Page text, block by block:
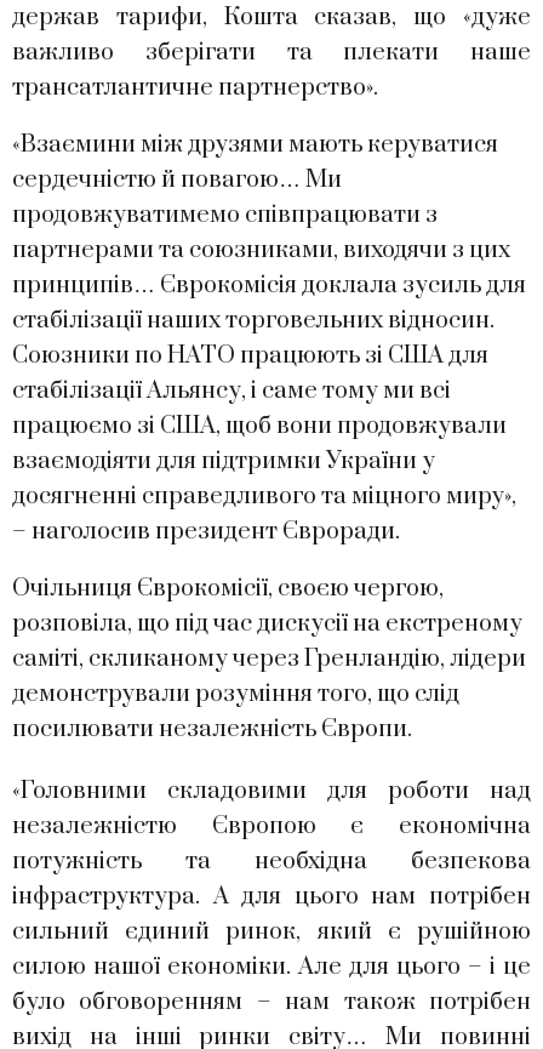
держав тарифи, Кошта сказав, що «дуже
важливо зберігати та плекати наше
трансатлантичне партнерство».
«Взаємини між друзями мають керуватися
сердечністю й повагою… Ми
продовжуватимемо співпрацювати з
партнерами та союзниками, виходячи з цих
принципів… Єврокомісія доклала зусиль для
стабілізації наших торговельних відносин.
Союзники по НАТО працюють зі США для
стабілізації Альянсу, і саме тому ми всі
працюємо зі США, щоб вони продовжували
взаємодіяти для підтримки України у
досягненні справедливого та міцного миру»,
– наголосив президент Євроради.
Очільниця Єврокомісії, своєю чергою,
розповіла, що під час дискусії на екстреному
саміті, скликаному через Гренландію, лідери
демонстрували розуміння того, що слід
посилювати незалежність Європи.
«Головними складовими для роботи над
незалежністю Європою є економічна
потужність та необхідна безпекова
інфраструктура. А для цього нам потрібен
сильний єдиний ринок, який є рушійною
силою нашої економіки. Але для цього – і це
було обговоренням – нам також потрібен
вихід на інші ринки світу… Ми повинні